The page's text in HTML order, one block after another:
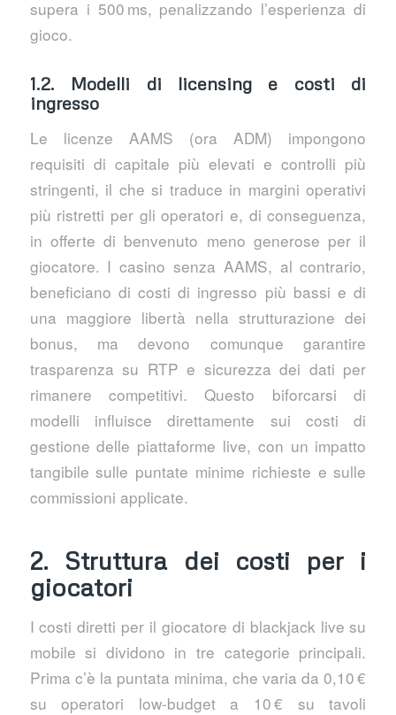
supera i 500 ms, penalizzando l’esperienza di
gioco.
1.2. Modelli di licensing e costi di
ingresso
Le licenze AAMS (ora ADM) impongono
requisiti di capitale più elevati e controlli più
stringenti, il che si traduce in margini operativi
più ristretti per gli operatori e, di conseguenza,
in offerte di benvenuto meno generose per il
giocatore. I casino senza AAMS, al contrario,
beneficiano di costi di ingresso più bassi e di
una maggiore libertà nella strutturazione dei
bonus, ma devono comunque garantire
trasparenza su RTP e sicurezza dei dati per
rimanere competitivi. Questo biforcarsi di
modelli influisce direttamente sui costi di
gestione delle piattaforme live, con un impatto
tangibile sulle puntate minime richieste e sulle
commissioni applicate.
2. Struttura dei costi per i
giocatori
I costi diretti per il giocatore di blackjack live su
mobile si dividono in tre categorie principali.
Prima c’è la puntata minima, che varia da 0,10 €
su operatori low‑budget a 10 € su tavoli